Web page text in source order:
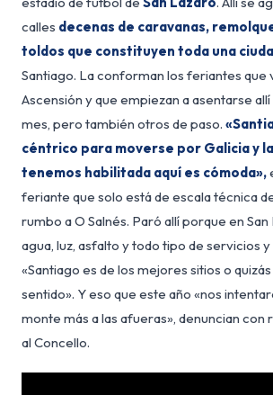
calles decenas de caravanas,
toldos que constituyen toda una
Santiago. La conforman los feriantes que
Ascensión y que empiezan a asentarse
mes, pero también otros de paso.
céntrico para moverse por Galicia y
tenemos habilitada aquí es cómoda»,
feriante que solo está de escala técnica
rumbo a O Salnés. Paró allí porque en
agua, luz, asfalto y todo tipo de servicios
«Santiago es de los mejores sitios o
sentido». Y eso que este año «nos
monte más a las afueras», denuncian con
al Concello.